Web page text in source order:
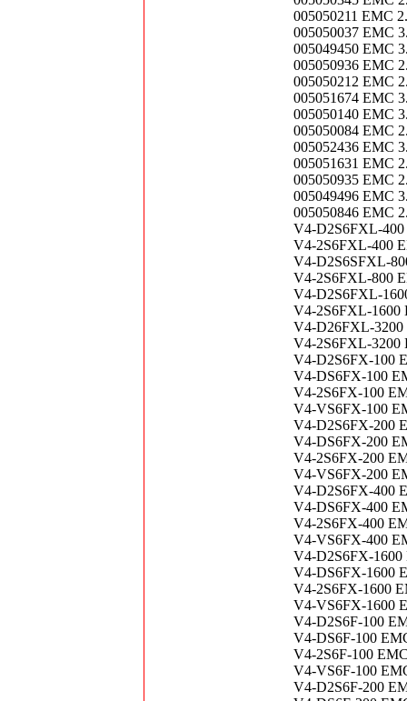
005050211 EMC
005050037 EMC
005049450 EMC
005050936 EMC
005050212 EMC
005051674 EMC
005050140 EMC
005050084 EMC
005052436 EMC
005051631 EMC
005050935 EMC
005049496 EMC
005050846 EMC
V4-D2S6FXL-400
V4-2S6FXL-400
V4-D2S6SFXL-
V4-2S6FXL-800
V4-D2S6FXL-
V4-2S6FXL-1600
V4-D26FXL-3200
V4-2S6FXL-3200
V4-D2S6FX-100
V4-DS6FX-100
V4-2S6FX-100
V4-VS6FX-100
V4-D2S6FX-200
V4-DS6FX-200
V4-2S6FX-200
V4-VS6FX-200
V4-D2S6FX-400
V4-DS6FX-400
V4-2S6FX-400
V4-VS6FX-400
V4-D2S6FX-1600
V4-DS6FX-1600
V4-2S6FX-1600
V4-VS6FX-1600
V4-D2S6F-100
V4-DS6F-100
V4-2S6F-100
V4-VS6F-100
V4-D2S6F-200